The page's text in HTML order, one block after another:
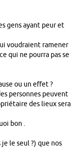
gens ayant peur et
voudraient ramener
qui ne pourra pas se
ou un effet ?
personnes peuvent
des lieux sera
bon .
le seul ?) que nos